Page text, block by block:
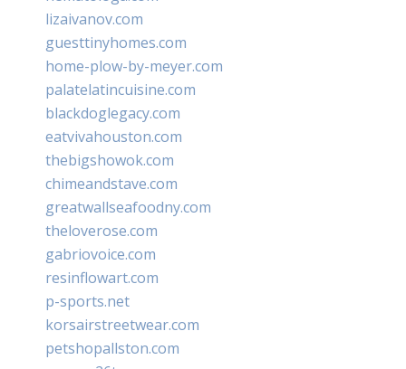
lizaivanov.com
guesttinyhomes.com
home-plow-by-meyer.com
palatelatincuisine.com
blackdoglegacy.com
eatvivahouston.com
thebigshowok.com
chimeandstave.com
greatwallseafoodny.com
theloverose.com
gabriovoice.com
resinflowart.com
p-sports.net
korsairstreetwear.com
petshopallston.com